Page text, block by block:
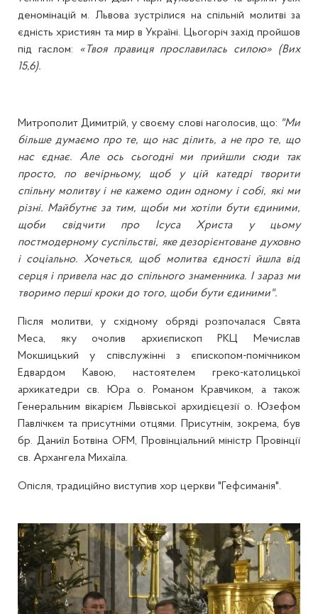
деномінацій м. Львова зустрілися на спільній молитві за
єдність християн та мир в Україні. Цьогоріч захід пройшов
під гаслом: «Твоя правиця прославилась силою» (Вих
15,6).
Митрополит Димитрій, у своєму слові наголосив, що: "Ми
більше думаємо про те, що нас ділить, а не про те, що
нас єднає. Але ось сьогодні ми прийшли сюди так
просто, по вечірньому, щоб у цій катедрі творити
спільну молитву і не кажемо один одному і собі, які ми
різні. Майбутнє за тим, щоби ми хотіли бути єдиними,
щоби свідчити про Ісуса Христа у цьому
постмодерному суспільстві, яке дезорієнтоване духовно
і соціально. Хочеться, щоб молитва єдності йшла від
серця і привела нас до спільного знаменника. І зараз ми
творимо перші кроки до того, щоби бути єдиними".
Після молитви, у східному обряді розпочалася Свята
Меса, яку очолив архиєпископ РКЦ Мечислав
Мокшицький у співслужінні з єпископом-помічником
Едвардом Кавою, настоятелем греко-католицької
архикатедри св. Юра о. Романом Кравчиком, а також
Генеральним вікарієм Львівської архидієцезії о. Юзефом
Павлічкєм та присутніми отцями. Присутнім, зокрема, був
бр. Даниїл Ботвіна OFM, Провінціальний міністр Провінції
св. Архангела Михаїла.
Опісля, традиційно виступив хор церкви "Гефсиманія".